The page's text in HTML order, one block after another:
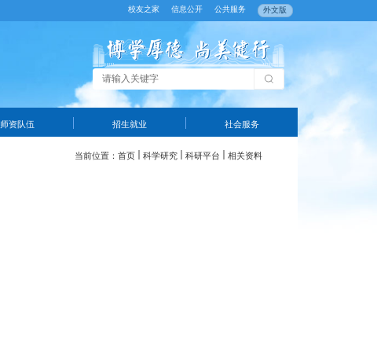
校友之家 信息公开 公共服务 外文版
师资队伍 招生就业 社会服务
当前位置：首页 科学研究 科研平台 相关资料